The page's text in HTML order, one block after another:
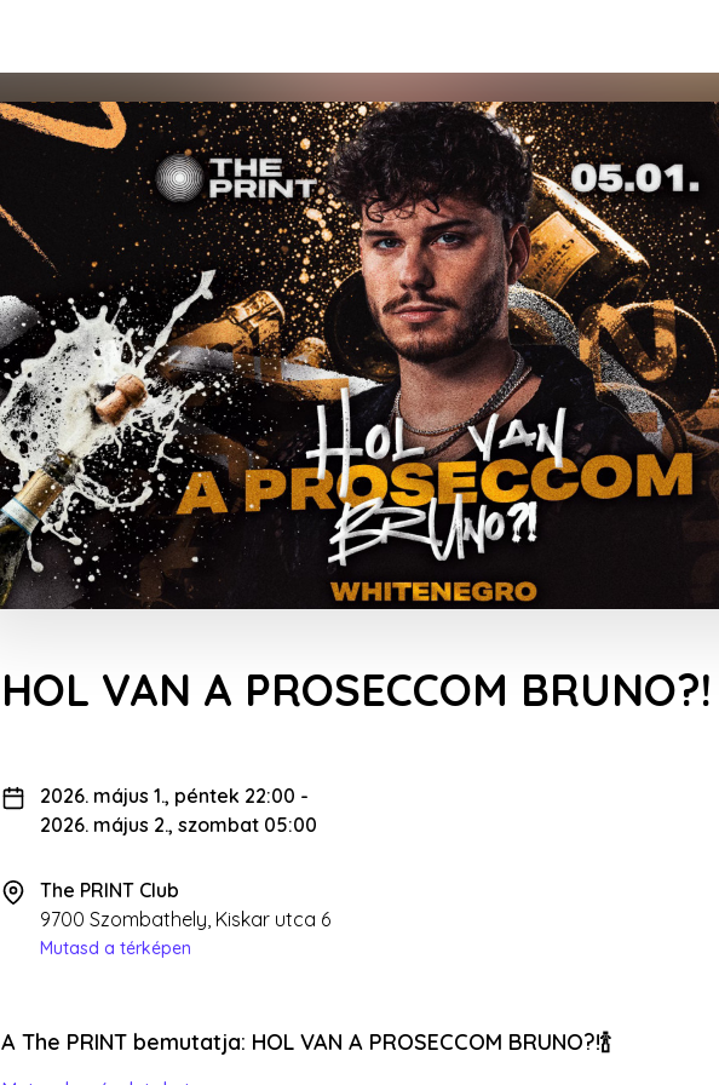
HOL VAN A PROSECCOM BRUNO?!
2026. május 1., péntek 22:00 -
2026. május 2., szombat 05:00
The PRINT Club
9700 Szombathely, Kiskar utca 6
Mutasd a térképen
A The PRINT bemutatja: HOL VAN A PROSECCOM BRUNO?!🍾